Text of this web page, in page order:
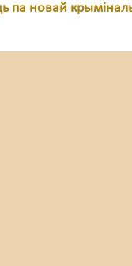
па новай